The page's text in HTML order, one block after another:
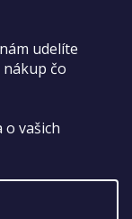
udelíte
čo
o vašich